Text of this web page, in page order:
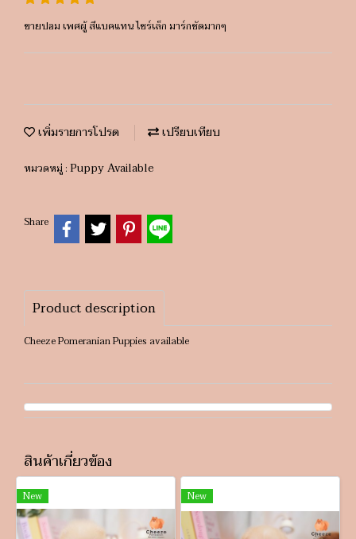
ขายปอม เพศผู้ สีแบคแทน ไซร์เล็ก มาร์กชัดมากๆ
เพิ่มรายการโปรด เปรียบเทียบ
หมวดหมู่ : Puppy Available
Share
Product description
Cheeze Pomeranian Puppies available
สินค้าเกี่ยวข้อง
New New